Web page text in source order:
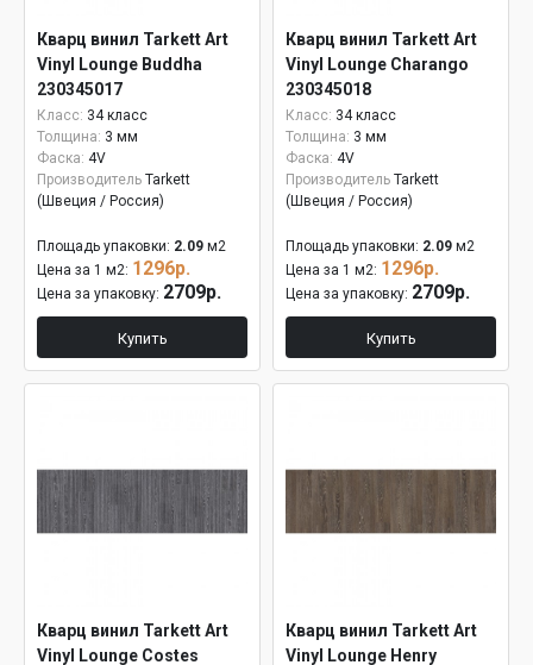
Кварц винил Tarkett Art
Vinyl Lounge Buddha
230345017
Класс: 34 класс
Толщина: 3 мм
Фаска: 4V
Производитель Tarkett
(Швеция / Россия)
Площадь упаковки: 2.09 м2
Цена за 1 м2: 1296р.
Цена за упаковку: 2709р.
Купить
Кварц винил Tarkett Art
Vinyl Lounge Charango
230345018
Класс: 34 класс
Толщина: 3 мм
Фаска: 4V
Производитель Tarkett
(Швеция / Россия)
Площадь упаковки: 2.09 м2
Цена за 1 м2: 1296р.
Цена за упаковку: 2709р.
Купить
Кварц винил Tarkett Art
Vinyl Lounge Costes
Кварц винил Tarkett Art
Vinyl Lounge Henry